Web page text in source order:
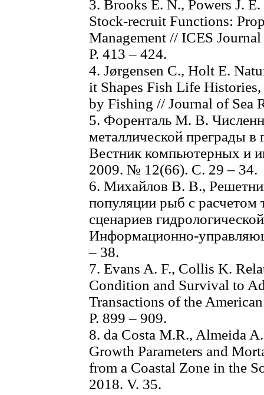
3. Brooks E. N., Powers J.
Stock-recruit Functions:
Management // ICES
P. 413 – 424.
4. Jørgensen C., Holt E.
it Shapes Fish Life
by Fishing // Journal of Sea
5. Форенталь М. В.
металлической преграды
Вестник компьютерных и
2009. № 12(66). С. 29 – 34.
6. Михайлов В. В.,
популяции рыб с расчетом
сценариев
Информационно-
– 38.
7. Evans A. F., Collis K.
Condition and Survival to
Transactions of the
P. 899 – 909.
8. da Costa M.R., Almeida
Growth Parameters and
from a Coastal Zone in the
2018. V. 35.